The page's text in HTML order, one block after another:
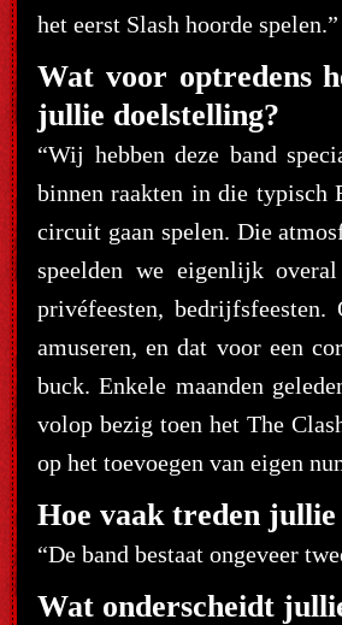
het eerst Slash hoorde spelen.”
Wat voor optredens
jullie doelstelling?
“Wij hebben deze band
binnen raakten in die typisch
circuit gaan spelen. Die
speelden we eigenlijk
privéfeesten,
amuseren, en dat voor een
buck. Enkele maanden
volop bezig toen het The
op het toevoegen van eigen
Hoe vaak treden
“De band bestaat ongeveer
Wat onderscheidt